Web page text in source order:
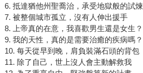
6. 抵達猶他州聖喬治，承受地獄般的試煉
7. 被整個城市孤立，沒有人伸出援手
8. 上帝真的在意，我喜歡男生還是女生？
9. 我的天性，真的是需要治癒的疾病嗎？
10. 每天從早到晚，肩負裝滿石頭的背包
11. 除了自己，世上沒人會主動解救我